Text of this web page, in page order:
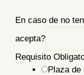
En caso de no
acepta?
Requisito
Plaza de